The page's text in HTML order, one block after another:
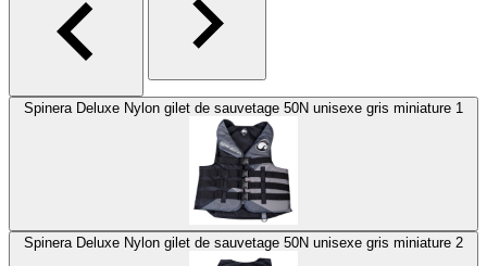
Spinera Deluxe Nylon gilet de sauvetage 50N unisexe gris miniature 1
Spinera Deluxe Nylon gilet de sauvetage 50N unisexe gris miniature 2